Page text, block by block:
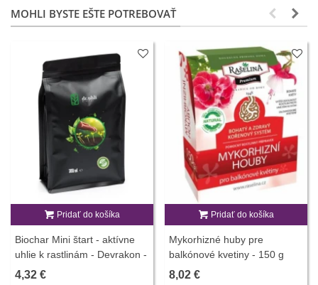
MOHLI BYSTE EŠTE POTREBOVAŤ
Pridať do košíka
Biochar Mini štart - aktívne
uhlie k rastlinám - Devrakon -
predaj hnojív - 300 ml
4,32 €
Pridať do košíka
Mykorhizné huby pre
balkónové kvetiny - 150 g
8,02 €